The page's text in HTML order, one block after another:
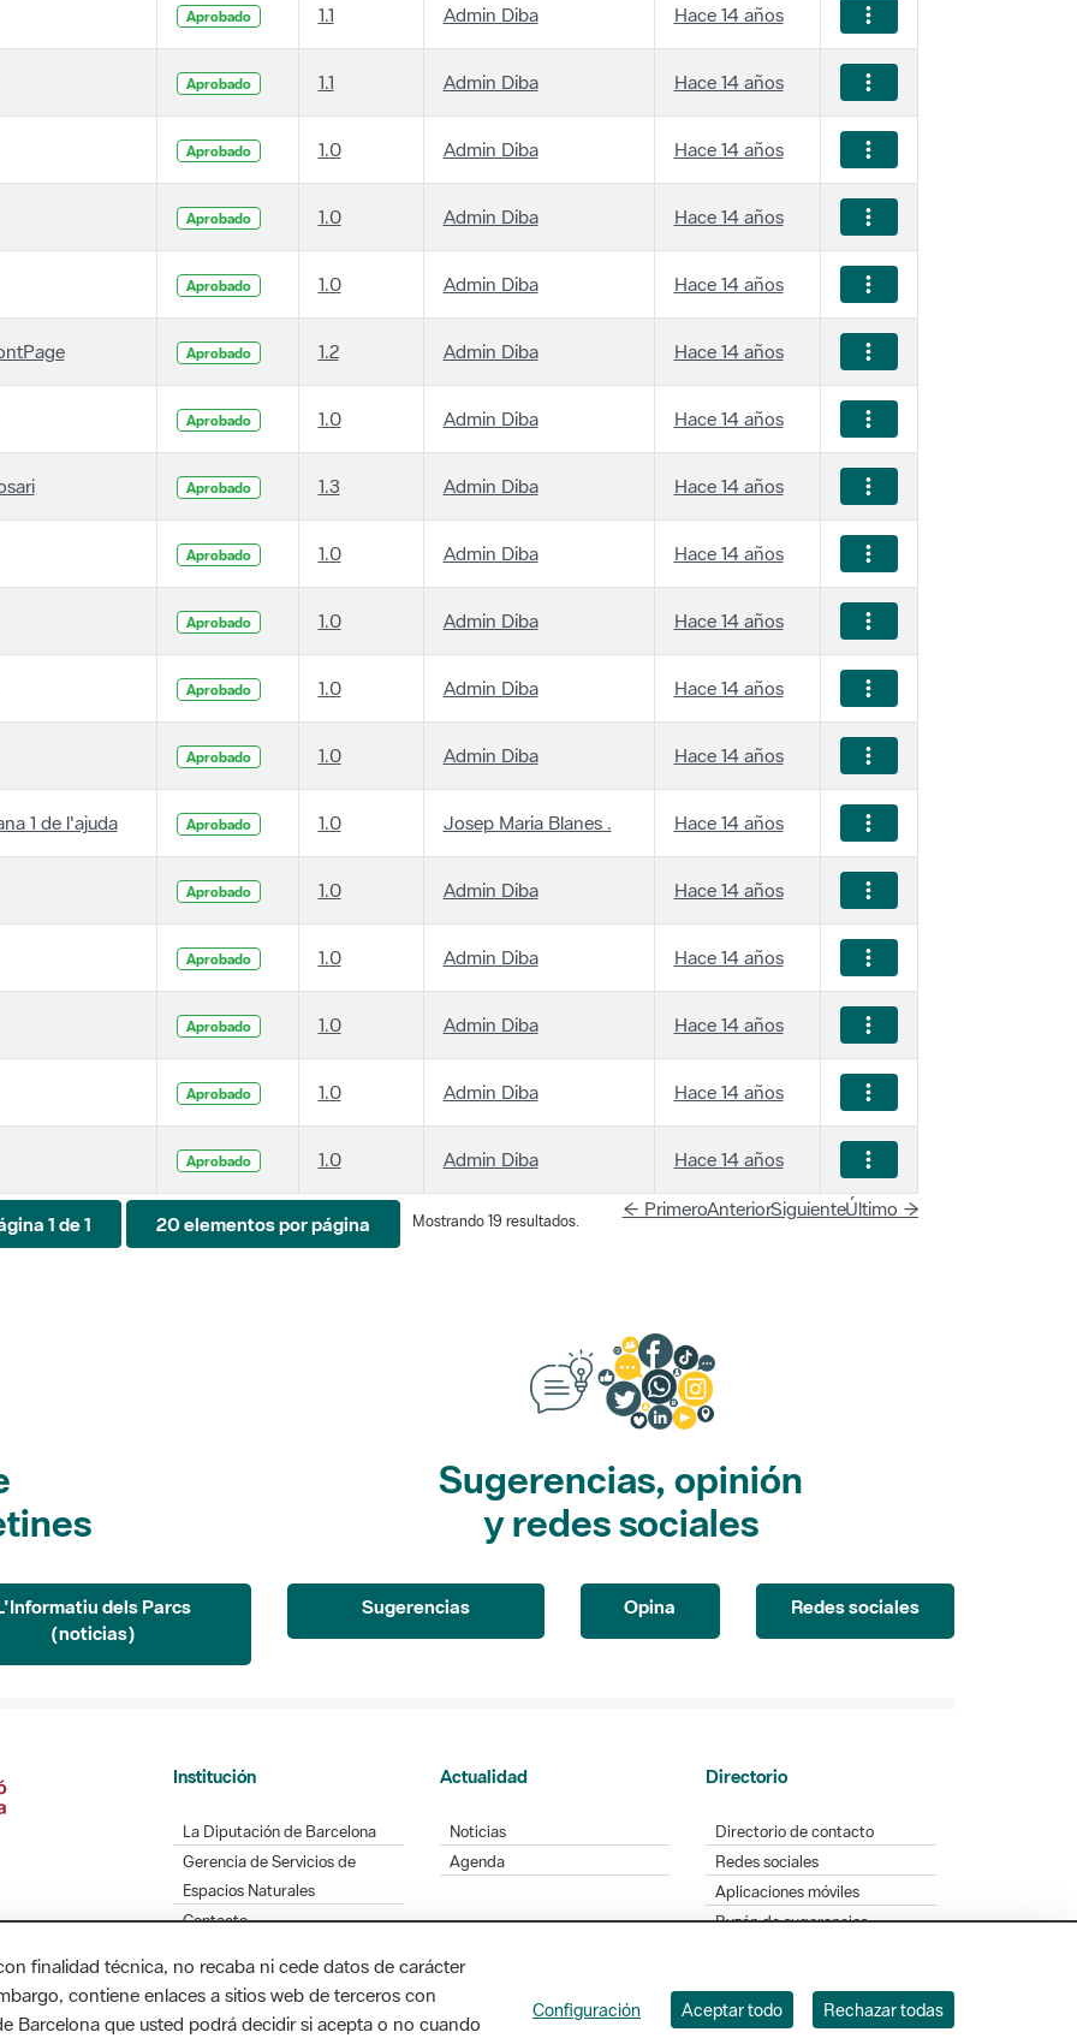
1.1 Admin Diba Hace 14 años
Aprobado 1.0 Admin Diba Hace 14 años
1.0 Admin Diba Hace 14 años
Aprobado 1.0 Admin Diba Hace 14 años
1.2 Admin Diba Hace 14 años
Aprobado 1.0 Admin Diba Hace 14 años
1.3 Admin Diba Hace 14 años
Aprobado 1.0 Admin Diba Hace 14 años
1.0 Admin Diba Hace 14 años
Aprobado 1.0 Admin Diba Hace 14 años
1.0 Admin Diba Hace 14 años
1 de l'ajuda Aprobado 1.0 Josep Maria Blanes . Hace 14 años
1.0 Admin Diba Hace 14 años
Aprobado 1.0 Admin Diba Hace 14 años
1.0 Admin Diba Hace 14 años
Aprobado 1.0 Admin Diba Hace 14 años
1.0 Admin Diba Hace 14 años
1 de 1 20 elementos por página Mostrando 19 resultados.
SiguienteÚltimo →
(noticias)
y redes sociales
Gerencia de Servicios de
Espacios Naturales
Contacto
Agenda
Redes sociales
Aplicaciones móviles
Buzón de sugerencias
Opinión sobre los parques
Diputación de Barcelona. Edifici Llacuna, 1a planta. Badajoz, 49. 08005 Barcelona. Tel. 934 022 428
/ xarxaparcs@diba.cat
finalidad técnica, no recaba ni cede datos de carácter
contiene enlaces a sitios web de terceros con
Barcelona que usted podrá decidir si acepta o no cuando
Configuración Aceptar todo Rechazar todas